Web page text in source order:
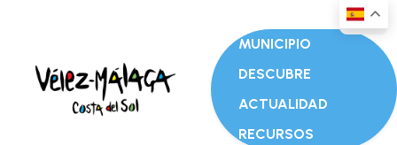
MUNICIPIO
DESCUBRE
ACTUALIDAD
RECURSOS